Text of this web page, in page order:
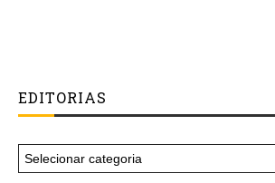
EDITORIAS